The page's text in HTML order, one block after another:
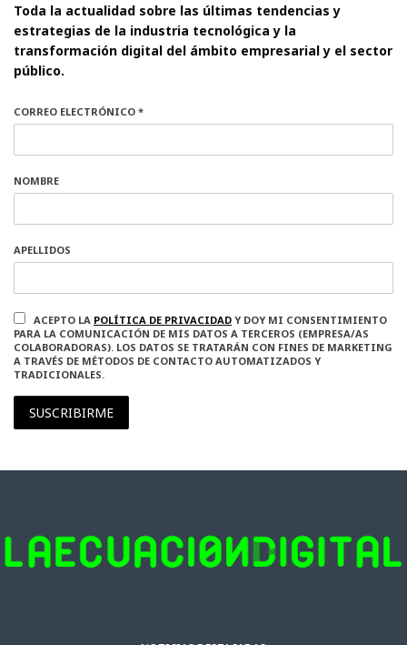
Toda la actualidad sobre las últimas tendencias y
estrategias de la industria tecnológica y la
transformación digital del ámbito empresarial y el sector
público.
CORREO ELECTRÓNICO *
NOMBRE
APELLIDOS
ACEPTO LA POLÍTICA DE PRIVACIDAD Y DOY MI CONSENTIMIENTO
PARA LA COMUNICACIÓN DE MIS DATOS A TERCEROS (EMPRESA/AS
COLABORADORAS). LOS DATOS SE TRATARÁN CON FINES DE MARKETING
A TRAVÉS DE MÉTODOS DE CONTACTO AUTOMATIZADOS Y
TRADICIONALES.
SUSCRIBIRME